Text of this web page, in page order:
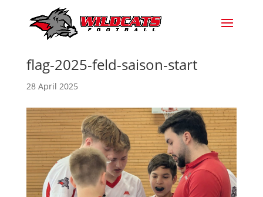
flag-2025-feld-saison-start
28 April 2025